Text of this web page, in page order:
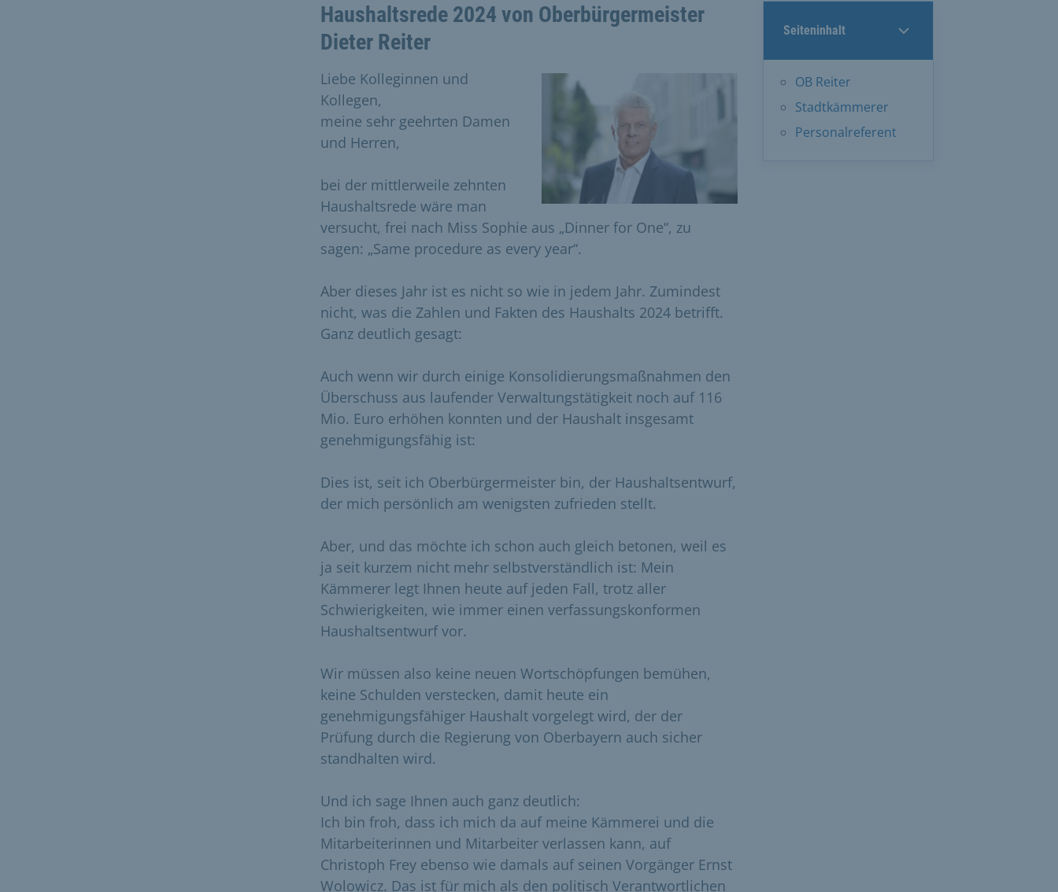
Seiteninhalt
OB Reiter
Stadtkämmerer
Personalreferent
Haushaltsrede 2024 von Oberbürgermeister
Dieter Reiter
Liebe Kolleginnen und
Kollegen,
meine sehr geehrten Damen
und Herren,
bei der mittlerweile zehnten
Haushaltsrede wäre man
versucht, frei nach Miss Sophie aus „Dinner for One“, zu
sagen: „Same procedure as every year“.
Aber dieses Jahr ist es nicht so wie in jedem Jahr. Zumindest
nicht, was die Zahlen und Fakten des Haushalts 2024 betrifft.
Ganz deutlich gesagt:
Auch wenn wir durch einige Konsolidierungsmaßnahmen den
Überschuss aus laufender Verwaltungstätigkeit noch auf 116
Mio. Euro erhöhen konnten und der Haushalt insgesamt
genehmigungsfähig ist:
Dies ist, seit ich Oberbürgermeister bin, der Haushaltsentwurf,
der mich persönlich am wenigsten zufrieden stellt.
Aber, und das möchte ich schon auch gleich betonen, weil es
ja seit kurzem nicht mehr selbstverständlich ist: Mein
Kämmerer legt Ihnen heute auf jeden Fall, trotz aller
Schwierigkeiten, wie immer einen verfassungskonformen
Haushaltsentwurf vor.
Wir müssen also keine neuen Wortschöpfungen bemühen,
keine Schulden verstecken, damit heute ein
genehmigungsfähiger Haushalt vorgelegt wird, der der
Prüfung durch die Regierung von Oberbayern auch sicher
standhalten wird.
Und ich sage Ihnen auch ganz deutlich:
Ich bin froh, dass ich mich da auf meine Kämmerei und die
Mitarbeiterinnen und Mitarbeiter verlassen kann, auf
Christoph Frey ebenso wie damals auf seinen Vorgänger Ernst
Wolowicz. Das ist für mich als den politisch Verantwortlichen